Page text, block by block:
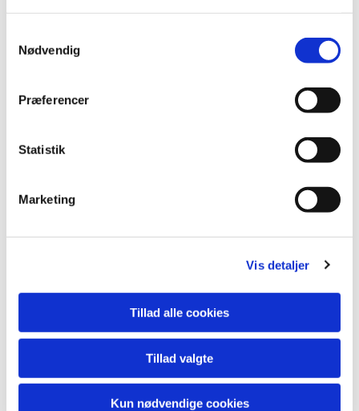
Nødvendig
Præferencer
Statistik
Marketing
Vis detaljer
Tillad alle cookies
Tillad valgte
Kun nødvendige cookies
For de voksne